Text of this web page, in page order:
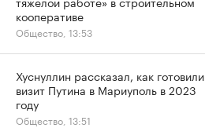
кооперативе
Общество, 13:53
Хуснуллин рассказал, как готовили
визит Путина в Мариуполь в 2023
году
Общество, 13:51